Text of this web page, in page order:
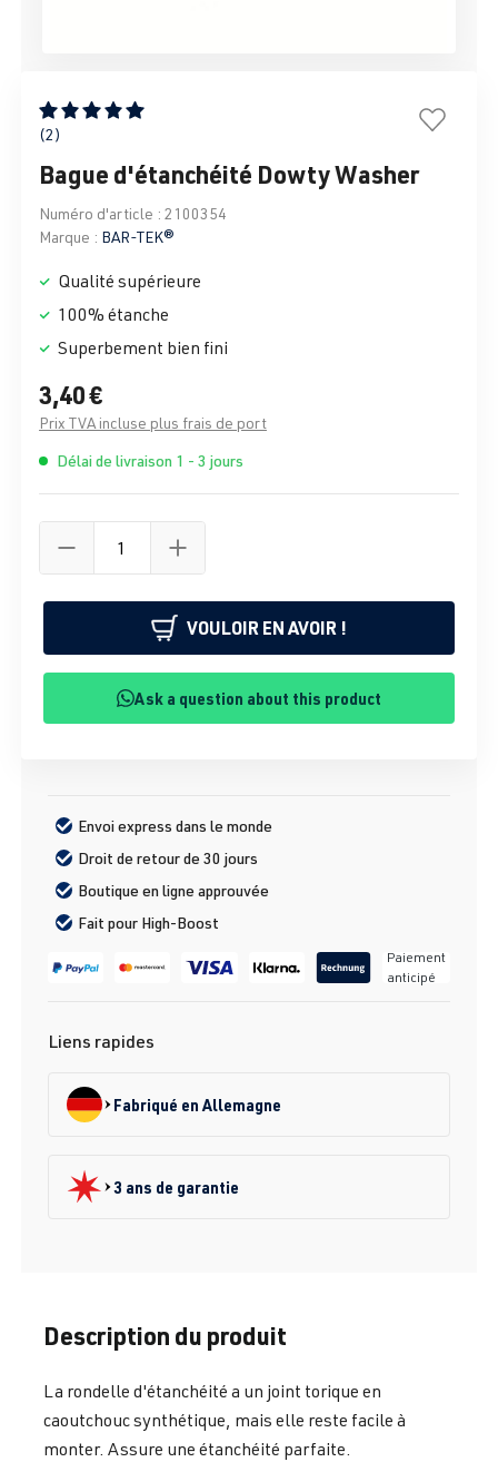
Note moyenne de 5 sur 5 étoiles
(2)
Bague d'étanchéité Dowty Washer
Numéro d'article : 2100354
Marque : BAR-TEK®
Qualité supérieure
100% étanche
Superbement bien fini
3,40 €
Prix TVA incluse plus frais de port
Délai de livraison 1 - 3 jours
VOULOIR EN AVOIR !
Ask a question about this product
Envoi express dans le monde
Droit de retour de 30 jours
Boutique en ligne approuvée
Fait pour High-Boost
Paiement
anticipé
Liens rapides
Fabriqué en Allemagne
3 ans de garantie
Description du produit
La rondelle d'étanchéité a un joint torique en
caoutchouc synthétique, mais elle reste facile à
monter. Assure une étanchéité parfaite.